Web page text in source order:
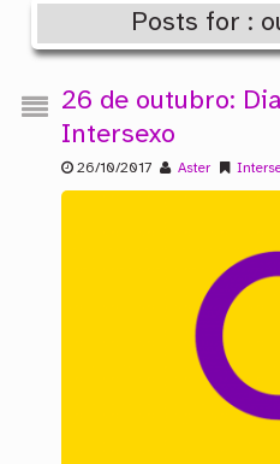
Posts for :
26 de outubro:
Intersexo
26/10/2017 Aster